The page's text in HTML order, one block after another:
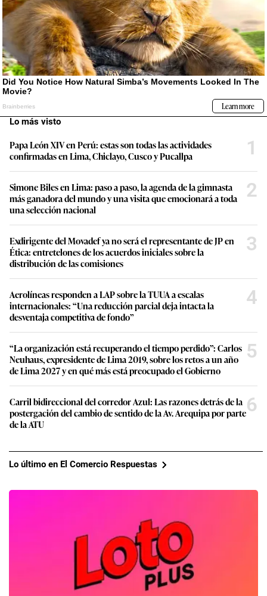
Lo más visto
Papa León XIV en Perú: estas son todas las actividades
confirmadas en Lima, Chiclayo, Cusco y Pucallpa
1
Simone Biles en Lima: paso a paso, la agenda de la gimnasta
más ganadora del mundo y una visita que emocionará a toda
una selección nacional
2
Exdirigente del Movadef ya no será el representante de JP en
Ética: entretelones de los acuerdos iniciales sobre la
distribución de las comisiones
3
Aerolíneas responden a LAP sobre la TUUA a escalas
internacionales: “Una reducción parcial deja intacta la
desventaja competitiva de fondo”
4
“La organización está recuperando el tiempo perdido”: Carlos
Neuhaus, expresidente de Lima 2019, sobre los retos a un año
de Lima 2027 y en qué más está preocupado el Gobierno
5
Carril bidireccional del corredor Azul: Las razones detrás de la
postergación del cambio de sentido de la Av. Arequipa por parte
de la ATU
6
Lo último en El Comercio Respuestas